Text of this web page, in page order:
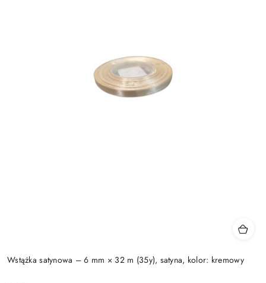
Wstążka satynowa – 6 mm × 32 m (35y), satyna, kolor: kremowy